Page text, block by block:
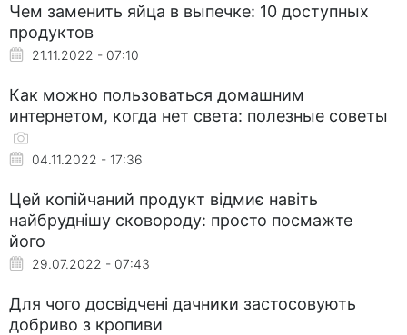
Чем заменить яйца в выпечке: 10 доступных
продуктов
21.11.2022 - 07:10
Как можно пользоваться домашним
интернетом, когда нет света: полезные советы
04.11.2022 - 17:36
Цей копійчаний продукт відмиє навіть
найбруднішу сковороду: просто посмажте
його
29.07.2022 - 07:43
Для чого досвідчені дачники застосовують
добриво з кропиви